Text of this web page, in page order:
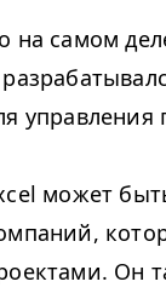
на самом
может
Он